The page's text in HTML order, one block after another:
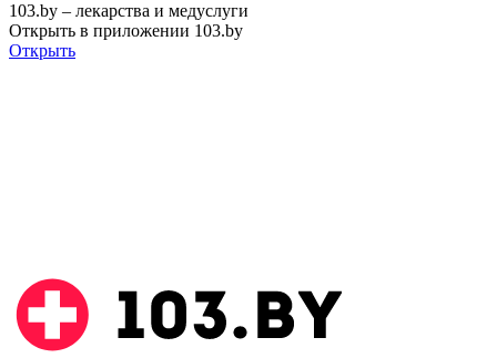
103.by – лекарства и медуслуги
Открыть в приложении 103.by
Открыть